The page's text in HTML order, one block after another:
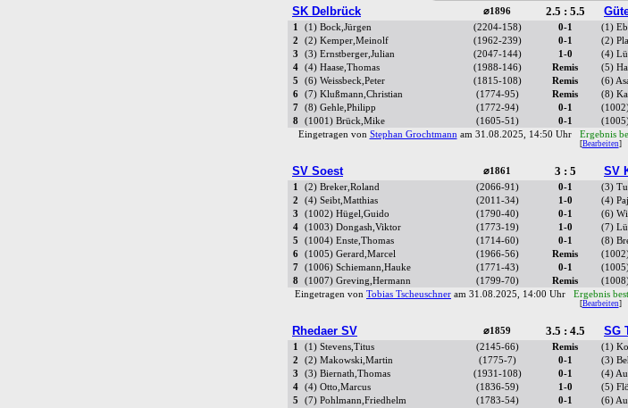
SK Delbrück
⌀1896 2.5 : 5.5
1
(1) Bock,Jürgen (2204-158) 0-1 (1)
2 (2) Kemper,Meinolf (1962-239) 0-1 (2)
3 (3) Ernstberger,Julian (2047-144) 1-0 (4)
4 (4) Haase,Thomas (1988-146) Remis (5)
5 (6) Weissbeck,Peter (1815-108) Remis (6)
6 (7) Klußmann,Christian (1774-95) Remis (8)
7 (8) Gehle,Philipp (1772-94) 0-1
8 (1001) Brück,Mike (1605-51) 0-1
Eingetragen von Stephan Grochtmannam 31.08.2025, 14:50 Uhr Ergebnis
[Bearbeiten]
SV Soest ⌀1861 3 : 5 SV
1
(2) Breker,Roland (2066-91) 0-1 (3)
2 (4) Seibt,Matthias (2011-34) 1-0 (4)
3 (1002) Hügel,Guido (1790-40) 0-1 (6)
4 (1003) Dongash,Viktor (1773-19) 1-0 (7)
5 (1004) Enste,Thomas (1714-60) 0-1 (8)
6 (1005) Gerard,Marcel (1966-56) Remis
7 (1006) Schiemann,Hauke (1771-43) 0-1
8 (1007) Greving,Hermann (1799-70) Remis
Eingetragen von Tobias Tscheuschner am 31.08.2025, 14:00 Uhr Ergebnis
[Bearbeiten]
Rhedaer SV ⌀1859 3.5 : 4.5 SG
1
(1) Stevens,Titus (2145-66) Remis (1)
2 (2) Makowski,Martin (1775-7) 0-1 (3)
3 (3) Biernath,Thomas (1931-108) 0-1 (4)
4 (4) Otto,Marcus (1836-59) 1-0 (5)
5 (7) Pohlmann,Friedhelm (1783-54) 0-1 (6)